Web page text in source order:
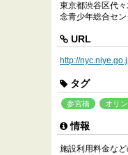
東京都渋谷区代
念青少年総合セ
URL
http://
タグ
参宮橋 オリ
情報
施設利用料金な